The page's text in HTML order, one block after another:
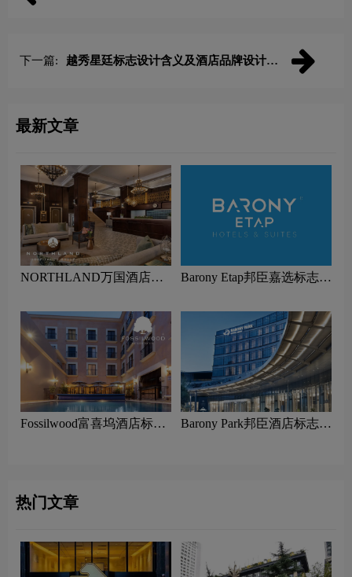
下一篇:
越秀星廷标志设计含义及酒店品牌设计理
最新文章
NORTHLAND万国酒店集
设计理念
Barony Etap邦臣嘉选标志设
Fossilwood富喜坞酒店标志
Barony Park邦臣酒店标志设
热门文章